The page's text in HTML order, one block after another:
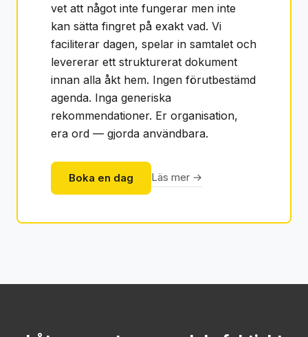
vet att något inte fungerar men inte
kan sätta fingret på exakt vad. Vi
faciliterar dagen, spelar in samtalet och
levererar ett strukturerat dokument
innan alla åkt hem. Ingen förutbestämd
agenda. Inga generiska
rekommendationer. Er organisation,
era ord — gjorda användbara.
Boka en dag Läs mer →